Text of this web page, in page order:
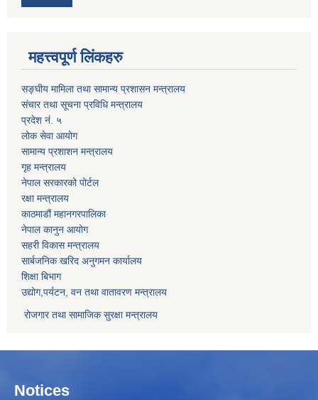
महत्त्वपूर्ण लिंकहरु
सङ्घीय मामिला तथा सामान्य प्रशासन मन्त्रालय
संचार तथा सूचना प्रविधि मन्त्रालय
प्रदेश नं. ५
लोक सेवा आयोग
सामान्य प्रशाशन मन्त्रालय
गृह मन्त्रालय
नेपाल सरकारको पोर्टल
रक्षा मन्त्रालय
काठमाडौं महानगरपालिका
नेपाल कानुन आयोग
सहरी विकास मन्त्रालय
सार्बजनिक खरिद अनुगमन कार्यालय
शिक्षा बिभाग
उद्योग,पर्यटन, वन तथा वातावरण मन्त्रालय
रोजगार तथा सामाजिक सुरक्षा मन्त्रालय
Notices